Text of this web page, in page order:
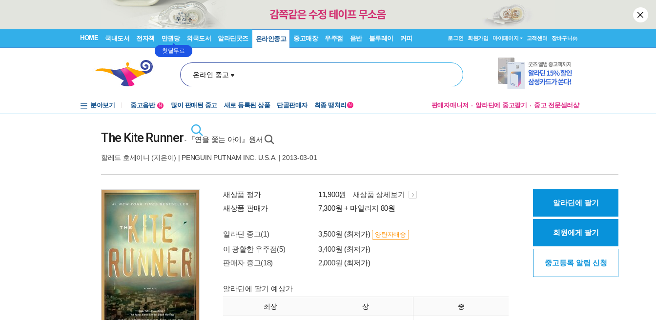
HOME 국내도서 전자책 만권당
첫달무료
외국도서 알라딘굿즈 온라인중고 중고매장 우주점 음반 블루레이 커피 로그인 회원가입 마이페이지 고객센터 장바구니(0)
온라인 중고
분야보기
중고음반
N 많이 판매된 중고 새로 등록된 상품 단골판매자 최종 땡처리 N 판매자매니저 알라딘에 중고팔기 중고 전문셀러샵
The Kite Runner- 『연을 쫓는 아이』원서
할레드 호세이니 (지은이) | PENGUIN PUTNAM INC. U.S.A. | 2013-03-01
새상품 정가 11,900원
새상품 상세보기
새상품 판매가
7,300원 + 마일리지 80원
알라딘 중고(1) 3,500원 (최저가) 양탄자배송
이 광활한 우주점(5) 3,400원 (최저가)
판매자 중고(18)
2,000원 (최저가)
알라딘에 팔기 예상가
최상 상 중
알라딘에 팔기
회원에게 팔기
중고등록 알림 신청